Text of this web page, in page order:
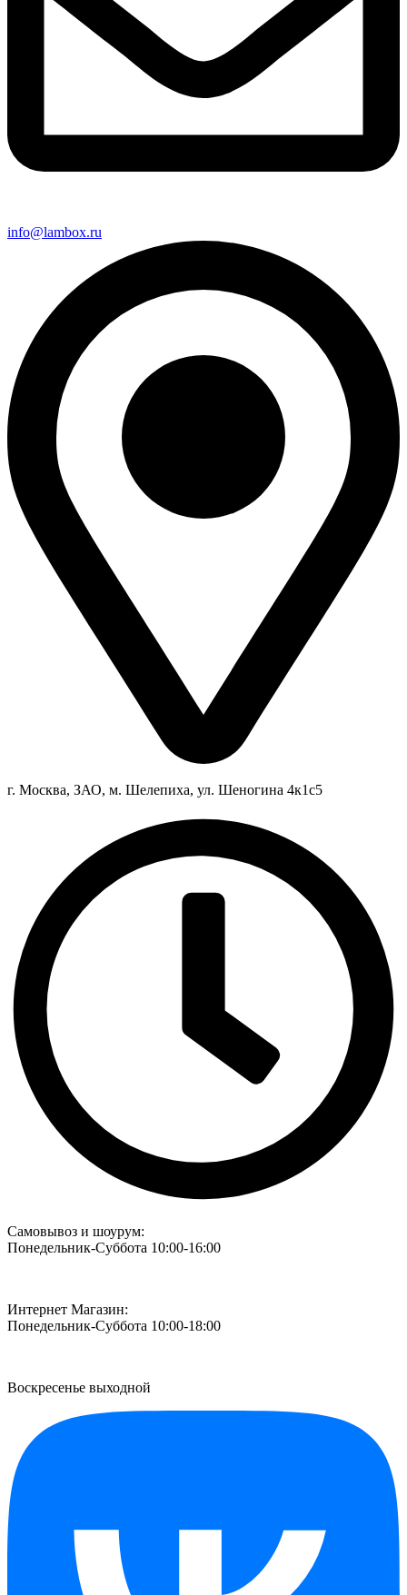
info@lambox.ru
г. Москва, ЗАО, м. Шелепиха, ул. Шеногина 4к1c5
Самовывоз и шоурум:
Понедельник-Суббота 10:00-16:00
Интернет Магазин:
Понедельник-Суббота 10:00-18:00
Воскресенье выходной